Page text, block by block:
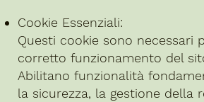
Cookie Essenziali:
Questi cookie sono necessari
corretto funzionamento del
Abilitano funzionalità
la sicurezza, la gestione della